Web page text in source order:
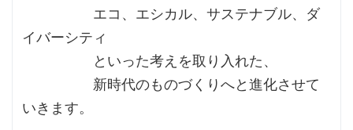
エコ、エシカル、サステナブル、ダ
イバーシティ
といった考えを取り入れた、
新時代のものづくりへと進化させて
いきます。